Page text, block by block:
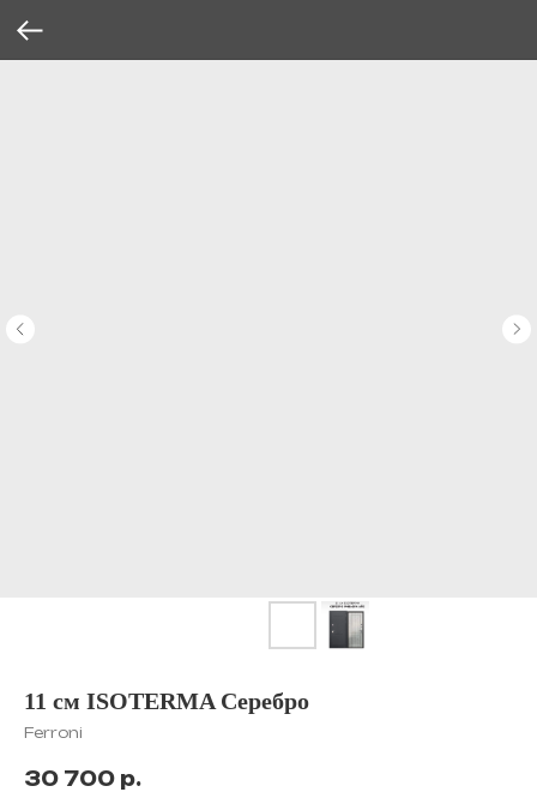
11 см ISOTERMA Серебро
Ferroni
30 700 р.